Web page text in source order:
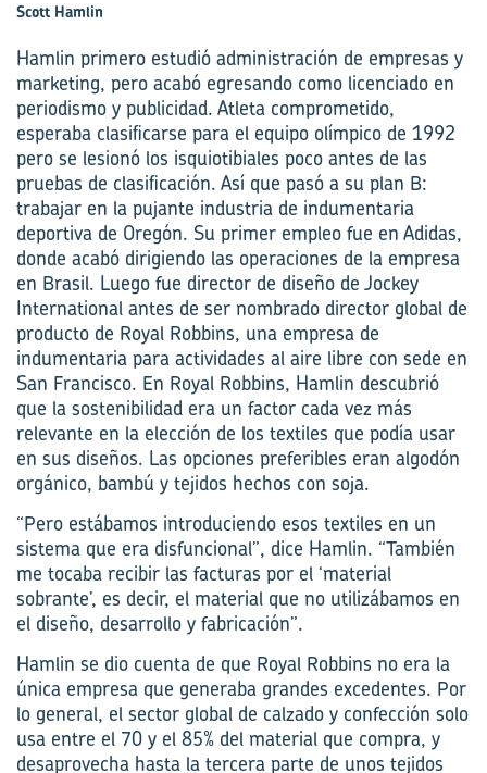
Scott Hamlin
Hamlin primero estudió administración de empresas y
marketing, pero acabó egresando como licenciado en
periodismo y publicidad. Atleta comprometido,
esperaba clasificarse para el equipo olímpico de 1992
pero se lesionó los isquiotibiales poco antes de las
pruebas de clasificación. Así que pasó a su plan B:
trabajar en la pujante industria de indumentaria
deportiva de Oregón. Su primer empleo fue en Adidas,
donde acabó dirigiendo las operaciones de la empresa
en Brasil. Luego fue director de diseño de Jockey
International antes de ser nombrado director global de
producto de Royal Robbins, una empresa de
indumentaria para actividades al aire libre con sede en
San Francisco. En Royal Robbins, Hamlin descubrió
que la sostenibilidad era un factor cada vez más
relevante en la elección de los textiles que podía usar
en sus diseños. Las opciones preferibles eran algodón
orgánico, bambú y tejidos hechos con soja.
“Pero estábamos introduciendo esos textiles en un
sistema que era disfuncional”, dice Hamlin. “También
me tocaba recibir las facturas por el ‘material
sobrante’, es decir, el material que no utilizábamos en
el diseño, desarrollo y fabricación”.
Hamlin se dio cuenta de que Royal Robbins no era la
única empresa que generaba grandes excedentes. Por
lo general, el sector global de calzado y confección solo
usa entre el 70 y el 85% del material que compra, y
desaprovecha hasta la tercera parte de unos tejidos